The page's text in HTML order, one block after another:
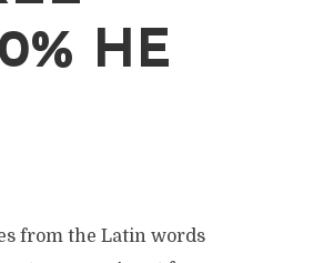
HE
from the Latin words